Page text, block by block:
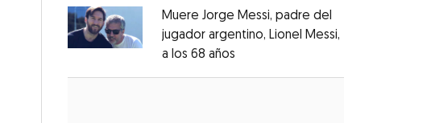
Opens in new window
Muere Jorge Messi, padre del
jugador argentino, Lionel Messi,
a los 68 años